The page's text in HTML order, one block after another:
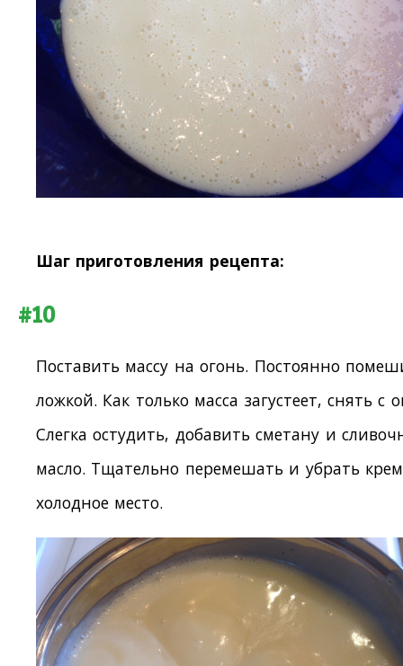
Шаг приготовления рецепта:
#10
Поставить массу на огонь. Постоянно
ложкой. Как только масса загустеет, снять с
Слегка остудить, добавить сметану и
масло. Тщательно перемешать и убрать
холодное место.